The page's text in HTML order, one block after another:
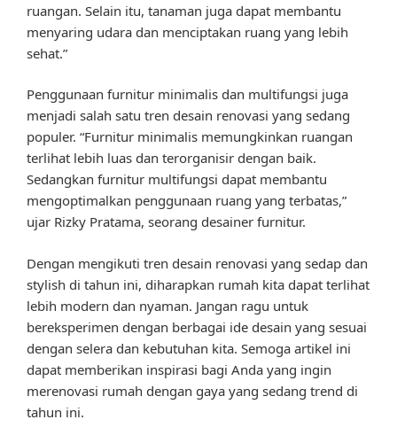
ruangan. Selain itu, tanaman juga dapat membantu
menyaring udara dan menciptakan ruang yang lebih
sehat.”
Penggunaan furnitur minimalis dan multifungsi juga
menjadi salah satu tren desain renovasi yang sedang
populer. “Furnitur minimalis memungkinkan ruangan
terlihat lebih luas dan terorganisir dengan baik.
Sedangkan furnitur multifungsi dapat membantu
mengoptimalkan penggunaan ruang yang terbatas,”
ujar Rizky Pratama, seorang desainer furnitur.
Dengan mengikuti tren desain renovasi yang sedap dan
stylish di tahun ini, diharapkan rumah kita dapat terlihat
lebih modern dan nyaman. Jangan ragu untuk
bereksperimen dengan berbagai ide desain yang sesuai
dengan selera dan kebutuhan kita. Semoga artikel ini
dapat memberikan inspirasi bagi Anda yang ingin
merenovasi rumah dengan gaya yang sedang trend di
tahun ini.